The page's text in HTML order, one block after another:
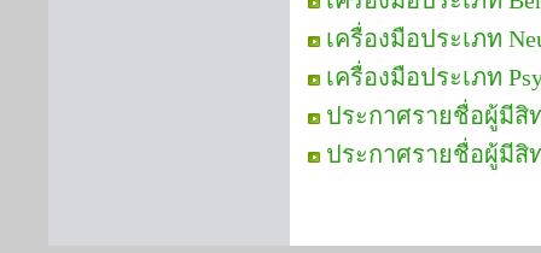
เครื่องมือประเภท
เครื่องมือประเภท
ประกาศรายชื่อผู้มีสิ
ประกาศรายชื่อผู้มีสิ